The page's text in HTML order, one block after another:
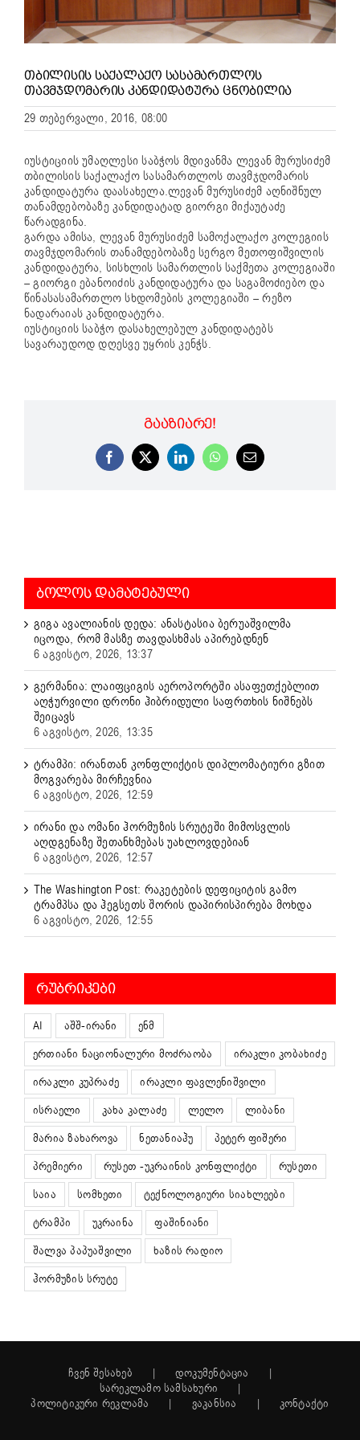
ᲗᲑᲘᲚᲘᲡᲘᲡ ᲡᲐᲥᲐᲚᲐᲥᲝ ᲡᲐᲡᲐᲛᲐᲠᲗᲚᲝᲡ
ᲗᲐᲕᲛᲯᲓᲝᲛᲐᲠᲘᲡ ᲙᲐᲜᲓᲘᲓᲐᲢᲣᲠᲐ ᲪᲜᲝᲑᲘᲚᲘᲐ
29 თებერვალი, 2016, 08:00
იუსტიციის უმაღლესი საბჭოს მდივანმა ლევან მურუსიძემ
თბილისის საქალაქო სასამართლოს თავმჯდომარის
კანდიდატურა დაასახელა.ლევან მურუსიძემ აღნიშნულ
თანამდებობაზე კანდიდატად გიორგი მიქაუტაძე
წარადგინა.
გარდა ამისა, ლევან მურუსიძემ სამოქალაქო კოლეგიის
თავმჯდომარის თანამდებობაზე სერგო მეთოფიშვილის
კანდიდატურა, სისხლის სამართლის საქმეთა კოლეგიაში
– გიორგი ებანოიძის კანდიდატურა და საგამოძიებო და
წინასასამართლო სხდომების კოლეგიაში – რეზო
ნადარაიას კანდიდატურა.
იუსტიციის საბჭო დასახელებულ კანდიდატებს
სავარაუდოდ დღესვე უყრის კენჭს.
ᲒᲐᲐᲖᲘᲐᲠᲔ!
Facebook
X LinkedInWhatsApp
Email
ᲑᲝᲚᲝᲡ ᲓᲐᲛᲐᲢᲔᲑᲣᲚᲘ
გიგა ავალიანის დედა: ანასტასია ბერუაშვილმა
იცოდა, რომ მასზე თავდასხმას აპირებდნენ
6 აგვისტო, 2026, 13:37
გერმანია: ლაიფციგის აეროპორტში ასაფეთქებლით
აღჭურვილი დრონი ჰიბრიდული საფრთხის ნიშნებს
შეიცავს
6 აგვისტო, 2026, 13:35
ტრამპი: ირანთან კონფლიქტის დიპლომატიური გზით
მოგვარება მირჩევნია
6 აგვისტო, 2026, 12:59
ირანი და ომანი ჰორმუზის სრუტეში მიმოსვლის
აღდგენაზე შეთანხმებას უახლოვდებიან
6 აგვისტო, 2026, 12:57
The Washington Post: რაკეტების დეფიციტის გამო
ტრამპსა და ჰეგსეთს შორის დაპირისპირება მოხდა
6 აგვისტო, 2026, 12:55
ᲠᲣᲑᲠᲘᲙᲔᲑᲘ
AI აშშ-ირანი
ენმ
ერთიანი ნაციონალური მოძრაობა
ირაკლი კობახიძე
ირაკლი კუპრაძე
ირაკლი ფავლენიშვილი
ისრაელი
კახა კალაძე ლელო
ლიბანი
მარია ზახაროვა
ნეთანიაჰუ
პეტერ ფიშერი
პრემიერი
რუსეთ -უკრაინის კონფლიქტი
რუსეთი
საია
სომხეთი
ტექნოლოგიური სიახლეები
ტრამპი
უკრაინა
ფაშინიანი
შალვა პაპუაშვილი
ხაზის რადიო
ჰორმუზის სრუტე
ჩვენ შესახებ
დოკუმენტაცია
სარეკლამო სამსახური
პოლიტიკური რეკლამა
ვაკანსია კონტაქტი